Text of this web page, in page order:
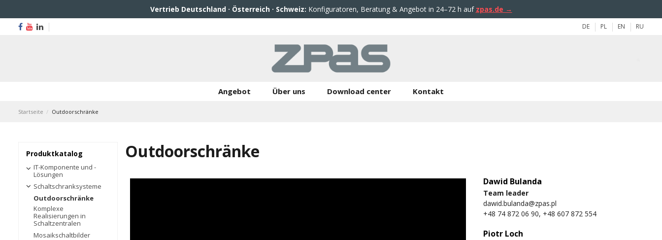
Vertrieb Deutschland · Österreich · Schweiz: Konfiguratoren, Beratung & Angebot in 24–72 h auf zpas.de →
DE PL EN RU
Angebot Über uns Download center Kontakt
Startseite Outdoorschränke
Outdoorschränke
Dawid Bulanda
Team leader
dawid.bulanda@zpas.pl
+48 74 872 06 90, +48 607 872 554
Piotr Loch
Produktkatalog
IT-Komponente und -
Lösungen
Schaltschranksysteme
Outdoorschränke
Komplexe
Realisierungen in
Schaltzentralen
Mosaikschaltbilder